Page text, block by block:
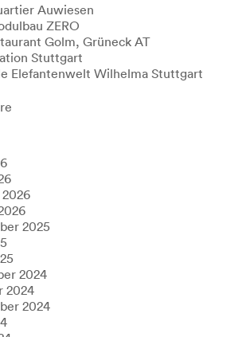
Auwiesen
ZERO
Golm, Grüneck AT
Stuttgart
Elefantenwelt Wilhelma Stuttgart
2025
2024
2024
2024